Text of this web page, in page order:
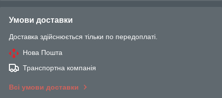
Умови доставки
Доставка здійснюється тільки по передоплаті.
Нова Пошта
Транспортна компанія
Всі умови доставки